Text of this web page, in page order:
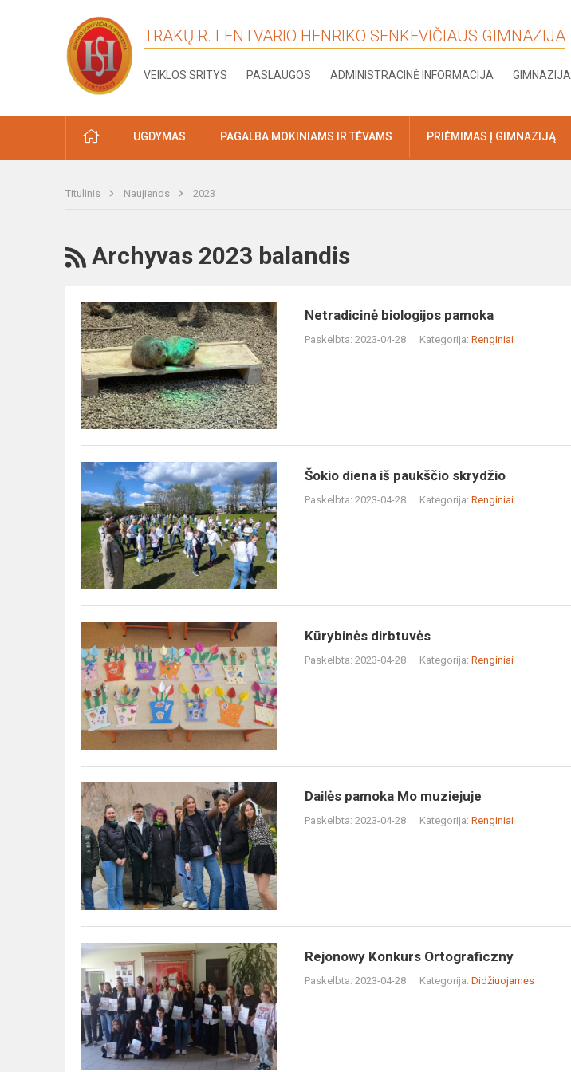
TRAKŲ R. LENTVARIO HENRIKO SENKEVIČIAUS GIMNAZIJA
VEIKLOS SRITYS PASLAUGOS ADMINISTRACINĖ INFORMACIJA GIMNAZIJA
PRADŽIAUGDYMAS PAGALBA MOKINIAMS IR TĖVAMS PRIĖMIMAS Į GIMNAZIJĄ
Titulinis Naujienos 2023
RSS
Archyvas 2023 balandis
Netradicinė
biologijos
pamoka
Netradicinė biologijos pamoka
Paskelbta: 2023-04-28 Kategorija: Renginiai
Šokio
diena
iš
paukščio
skrydžio
Šokio diena iš paukščio skrydžio
Paskelbta: 2023-04-28 Kategorija: Renginiai
Kūrybinės
dirbtuvės
Kūrybinės dirbtuvės
Paskelbta: 2023-04-28 Kategorija: Renginiai
Dailės
pamoka
Mo
muziejuje
Dailės pamoka Mo muziejuje
Paskelbta: 2023-04-28 Kategorija: Renginiai
Rejonowy
Konkurs
Ortograficzny
Rejonowy Konkurs Ortograficzny
Paskelbta: 2023-04-28 Kategorija: Didžiuojamės